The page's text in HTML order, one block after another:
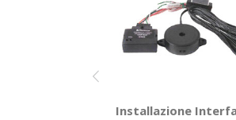
Installazione